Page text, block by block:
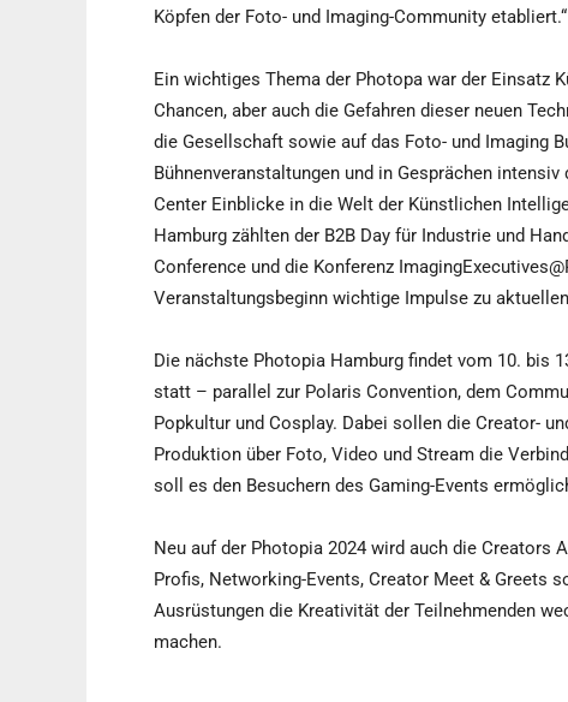
Köpfen der Foto- und Imaging-Community etabliert.“
Ein wichtiges Thema der Photopa war der Einsatz
Chancen, aber auch die Gefahren dieser neuen
die Gesellschaft sowie auf das Foto- und Imaging
Bühnenveranstaltungen und in Gesprächen
Center Einblicke in die Welt der Künstlichen
Hamburg zählten der B2B Day für Industrie und
Conference und die Konferenz
Veranstaltungsbeginn wichtige Impulse zu
Die nächste Photopia Hamburg findet vom 10. bis
statt – parallel zur Polaris Convention, dem
Popkultur und Cosplay. Dabei sollen die Creator-
Produktion über Foto, Video und Stream die
soll es den Besuchern des Gaming-Events
Neu auf der Photopia 2024 wird auch die Creators
Profis, Networking-Events, Creator Meet & Greets
Ausrüstungen die Kreativität der Teilnehmenden
machen.